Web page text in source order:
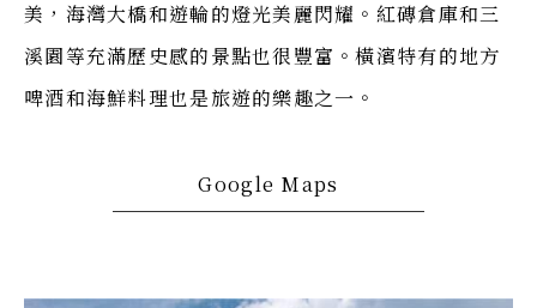
美，海灣大橋和遊輪的燈光美麗閃耀。紅磚倉庫和三
溪園等充滿歷史感的景點也很豐富。橫濱特有的地方
啤酒和海鮮料理也是旅遊的樂趣之一。
Google Maps